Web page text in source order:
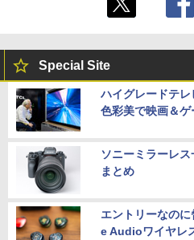
Special Site
ハイグレードテ
色彩美で映画＆
ソニーミラーレ
まとめ
エントリーなの
e Audioワイヤレ